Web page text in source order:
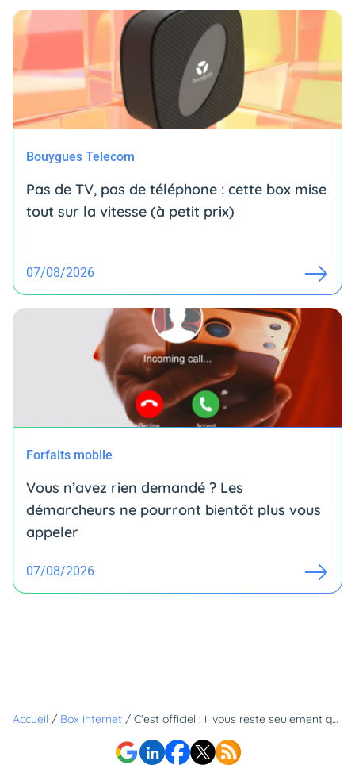
Bouygues Telecom
Pas de TV, pas de téléphone : cette box mise
tout sur la vitesse (à petit prix)
07/08/2026
Forfaits mobile
Vous n’avez rien demandé ? Les
démarcheurs ne pourront bientôt plus vous
appeler
07/08/2026
Accueil / Box internet / C'est officiel : il vous reste seulement quelques heures pour obtenir la RED Box à moins de 20€